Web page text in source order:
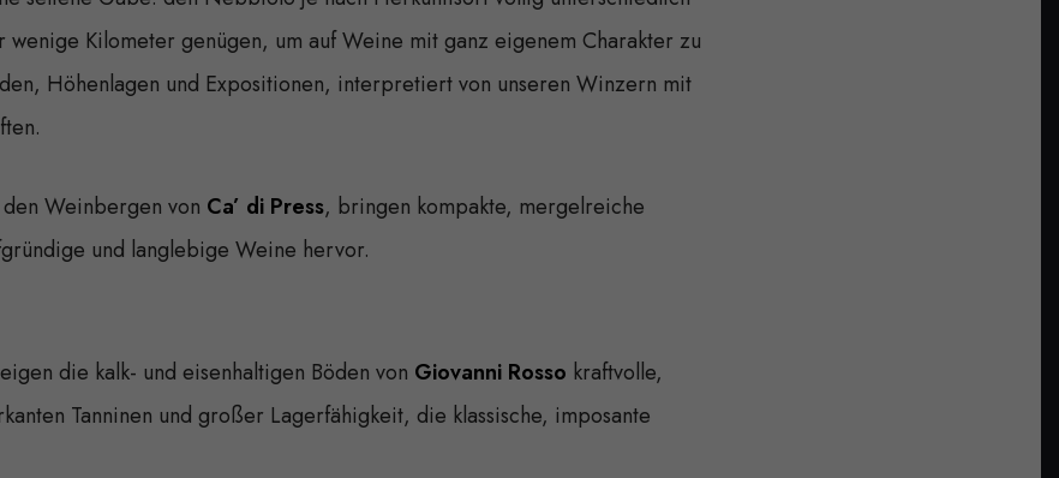
wenige Kilometer genügen, um auf Weine mit ganz eigenem Charakter zu
Höhenlagen und Expositionen, interpretiert von unseren Winzern mit
Weinbergen von Ca’ di Press, bringen kompakte, mergelreiche
und langlebige Weine hervor.
die kalk- und eisenhaltigen Böden von Giovanni Rosso kraftvolle,
Tanninen und großer Lagerfähigkeit, die klassische, imposante